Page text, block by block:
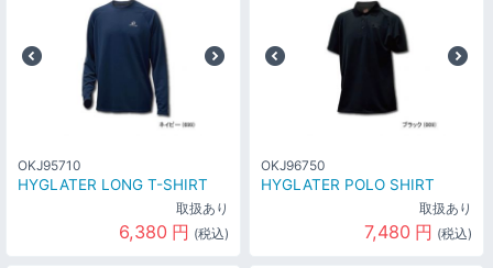
OKJ95710
HYGLATER LONG T-SHIRT
取扱あり
6,380 円 (税込)
OKJ96750
HYGLATER POLO SHIRT
取扱あり
7,480 円 (税込)